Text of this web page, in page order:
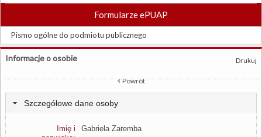
Formularze ePUAP
Pismo ogólne do podmiotu publicznego
Drukuj
Informacje o osobie
Powrót
Szczegółowe dane osoby
Imię i
Gabriela Zaremba